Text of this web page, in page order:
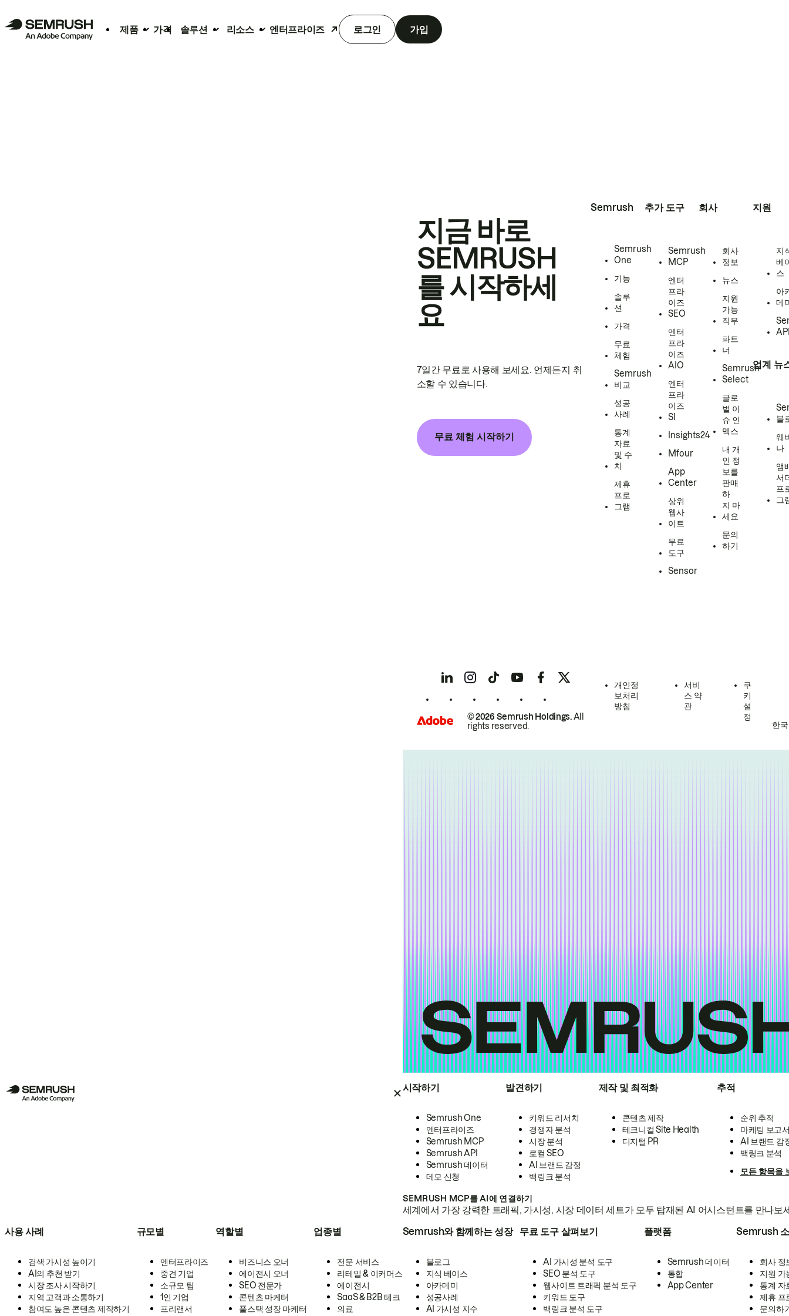
제품 가격 솔루션 리소스 엔터프라이즈 로그인 가입
시작하기
Semrush One
엔터프라이즈
Semrush MCP
Semrush API
Semrush 데이터
데모 신청
발견하기
키워드 리서치
경쟁자 분석
시장 분석
로컬 SEO
AI 브랜드 감정
백링크 분석
제작 및 최적화
콘텐츠 제작
테크니컬 Site Health
디지털 PR
추적
순위 추적
마케팅 보고
AI 브랜드 감
백링크 분석
모든 항목을
SEMRUSH MCP를 AI에 연결하기
세계에서 가장 강력한 트래픽, 가시성, 시장 데이터 세트가 모두 탑재된 AI 어시스턴트를 만나보
사용 사례
검색 가시성 높이기
AI의 추천 받기
시장 조사 시작하기
지역 고객과 소통하기
참여도 높은 콘텐츠 제작하기
규모별
엔터프라이즈
중견 기업
소규모 팀
1인 기업
프리랜서
역할별
비즈니스 오너
에이전시 오너
SEO 전문가
콘텐츠 마케터
풀스택 성장 마케터
업종별
전문 서비스
리테일 & 이커머스
에이전시
SaaS & B2B 테크
의료
Semrush와 함께하는 성장
블로그
지식 베이스
아카데미
성공사례
AI 가시성 지수
무료 도구 살펴보기
AI 가시성 분석 도구
SEO 분석 도구
웹사이트 트래픽 분석 도구
키워드 도구
백링크 분석 도구
플랫폼
Semrush 데이터
통합
App Center
Semrush
회사 정
지원 가
통계 자
제휴 프
문의하
지금 바로
SEMRUSH
를 시작하세
요
7일간 무료로 사용해 보세요. 언제든지 취
소할 수 있습니다.
무료 체험 시작하기
Semrush
Semrush
One
기능
솔루
션
가격
무료
체험
Semrush
비교
성공
사례
통계
자료
및 수
치
제휴
프로
그램
추가 도구
Semrush
MCP
엔터
프라
이즈
SEO
엔터
프라
이즈
AIO
엔터
프라
이즈
SI
Insights24
Mfour
App
Center
상위
웹사
이트
무료
도구
Sensor
회사
회사
정보
뉴스
지원
가능
직무
파트
너
Semrush
Select
글로
벌 이
슈 인
덱스
내 개
인 정
보를
판매
하
지 마
세요
문의
하기
지원
지
베
스
아
데
업계 뉴
블
웨
나
앰
서
프
그
© 2026 Semrush Holdings.All
rights reserved.
개인정
보처리
방침
서비
스 약
관
쿠
키
설
정
한